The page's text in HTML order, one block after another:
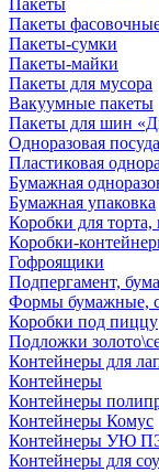
Пакеты
Пакеты
Пакеты-сумки
Пакеты-майки
Пакеты для мусора
Вакуумные пакеты
Пакеты для шин
Одноразовая посуда
Пластиковая
Бумажная
Бумажная упаковка
Коробки для
Коробки-
Гофроящики
Подпергамент,
Формы бумажные,
Коробки под пиццу
Подложки
Контейнеры для
Контейнеры
Контейнеры
Контейнеры Комус
Контейнеры УЮ
Контейнеры для